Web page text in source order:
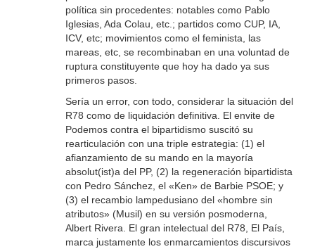
política sin procedentes: notables como Pablo
Iglesias, Ada Colau, etc.; partidos como CUP, IA,
ICV, etc; movimientos como el feminista, las
mareas, etc, se recombinaban en una voluntad de
ruptura constituyente que hoy ha dado ya sus
primeros pasos.
Sería un error, con todo, considerar la situación del
R78 como de liquidación definitiva. El envite de
Podemos contra el bipartidismo suscitó su
rearticulación con una triple estrategia: (1) el
afianzamiento de su mando en la mayoría
absolut(ist)a del PP, (2) la regeneración bipartidista
con Pedro Sánchez, el «Ken» de Barbie PSOE; y
(3) el recambio lampedusiano del «hombre sin
atributos» (Musil) en su versión posmoderna,
Albert Rivera. El gran intelectual del R78, El País,
marca justamente los enmarcamientos discursivos